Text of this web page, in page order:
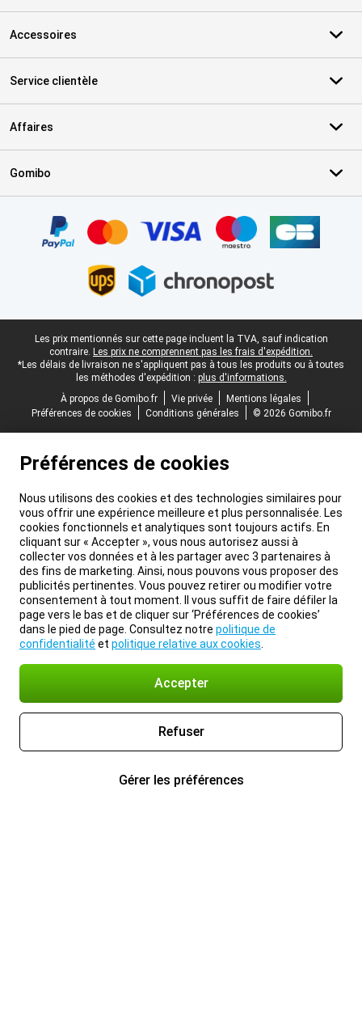
Accessoires
Service clientèle
Affaires
Gomibo
Pied-de-page légal
Les prix mentionnés sur cette page incluent la TVA, sauf indication
contraire. Les prix ne comprennent pas les frais d'expédition.
*Les délais de livraison ne s'appliquent pas à tous les produits ou à toutes
les méthodes d'expédition : plus d'informations.
À propos de Gomibo.fr
Vie privée
Mentions légales
Préférences de cookies
Conditions générales © 2026 Gomibo.fr
Préférences de cookies
Nous utilisons des cookies et des technologies similaires pour
vous offrir une expérience meilleure et plus personnalisée. Les
cookies fonctionnels et analytiques sont toujours actifs. En
cliquant sur « Accepter », vous nous autorisez aussi à
collecter vos données et à les partager avec 3 partenaires à
des fins de marketing. Ainsi, nous pouvons vous proposer des
publicités pertinentes. Vous pouvez retirer ou modifier votre
consentement à tout moment. Il vous suffit de faire défiler la
page vers le bas et de cliquer sur ‘Préférences de cookies’
dans le pied de page. Consultez notre politique de
confidentialité et politique relative aux cookies
Accepter
Refuser
Gérer les préférences